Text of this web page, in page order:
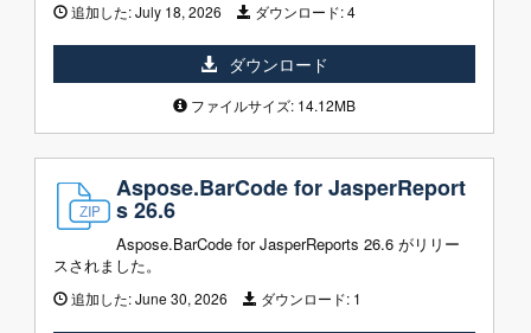
追加した:July 18, 2026 ダウンロード:4
ダウンロード
ファイルサイズ: 14.12MB
Aspose.BarCode for JasperReport
s 26.6
Aspose.BarCode for JasperReports 26.6 がリリー
スされました。
追加した:June 30, 2026 ダウンロード: 1